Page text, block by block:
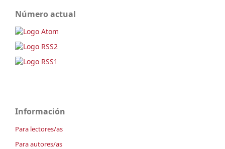
Número actual
Información
Para lectores/as
Para autores/as